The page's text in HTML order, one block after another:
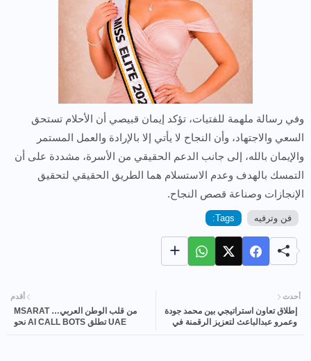
وفي رسالة ملهمة للفتيات، تؤكد إيمان قبيصي أن الأحلام تستحق
السعي والاجتهاد، وأن النجاح لا يأتي إلا بالإرادة والعمل المستمر
والإيمان بالله، إلى جانب الدعم الحقيقي من الأسرة، مشددة على أن
التمسك بالهدف وعدم الاستسلام هما الطريق الحقيقي لتحقيق
الإنجازات وصناعة قصص النجاح.
Tags: فن وترفيه
أحدث
إطلاق تعاون استراتيجي بين محمد جودة
وعمرو عبدالباعث لتعزيز الرقمنة في
أقدم
من قلب الوطن العربي… MSARAT
UAE تطلق AI CALL BOTS نحو